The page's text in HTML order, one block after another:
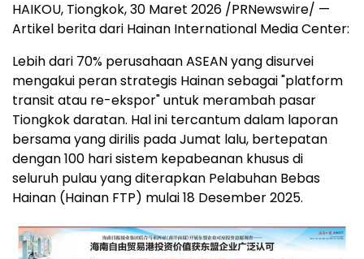
HAIKOU, Tiongkok,30 Maret 2026 /PRNewswire/ —
Artikel berita dari Hainan International Media Center:
Lebih dari 70% perusahaan ASEAN yang disurvei
mengakui peran strategis Hainan sebagai "platform
transit atau re-ekspor" untuk merambah pasar
Tiongkok daratan. Hal ini tercantum dalam laporan
bersama yang dirilis pada Jumat lalu, bertepatan
dengan 100 hari sistem kepabeanan khusus di
seluruh pulau yang diterapkan Pelabuhan Bebas
Hainan (Hainan FTP) mulai 18 Desember 2025.